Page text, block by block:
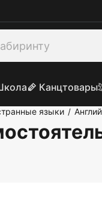
Канцтовары
языки /